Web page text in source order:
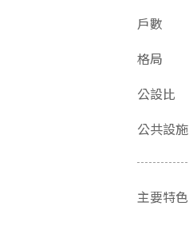
戶數
格局
公設比
公共設施
主要特色